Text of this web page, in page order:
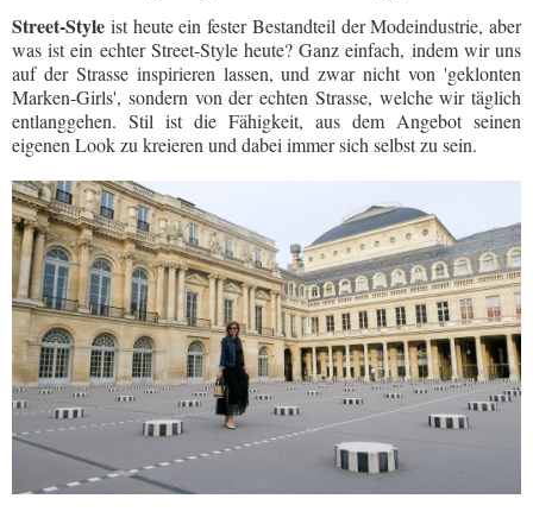
Street-Style ist heute ein fester Bestandteil der Modeindustrie, aber
was ist ein echter Street-Style heute? Ganz einfach, indem wir uns
auf der Strasse inspirieren lassen, und zwar nicht von 'geklonten
Marken-Girls', sondern von der echten Strasse, welche wir täglich
entlanggehen. Stil ist die Fähigkeit, aus dem Angebot seinen
eigenen Look zu kreieren und dabei immer sich selbst zu sein.